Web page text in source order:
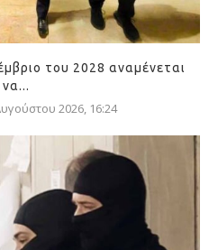
του 2028 αναμένεται
να...
2026, 16:24